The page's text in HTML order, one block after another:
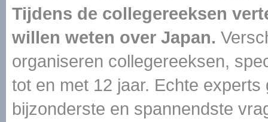
Tijdens de collegereeksen
willen weten over Japan.
organiseren collegereeksen,
tot en met 12 jaar. Echte
bijzonderste en spannendste